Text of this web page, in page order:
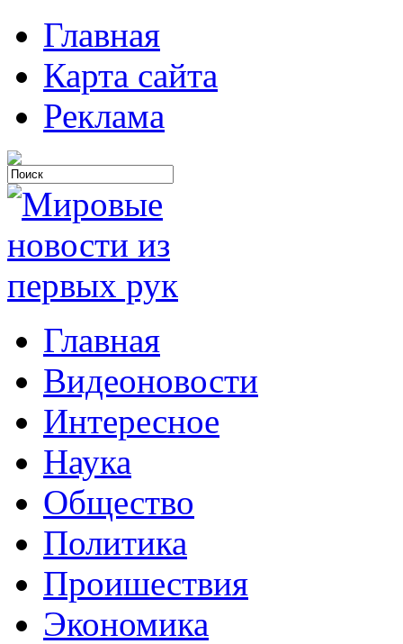
Главная
Карта сайта
Реклама
Главная
Видеоновости
Интересное
Наука
Общество
Политика
Проишествия
Экономика